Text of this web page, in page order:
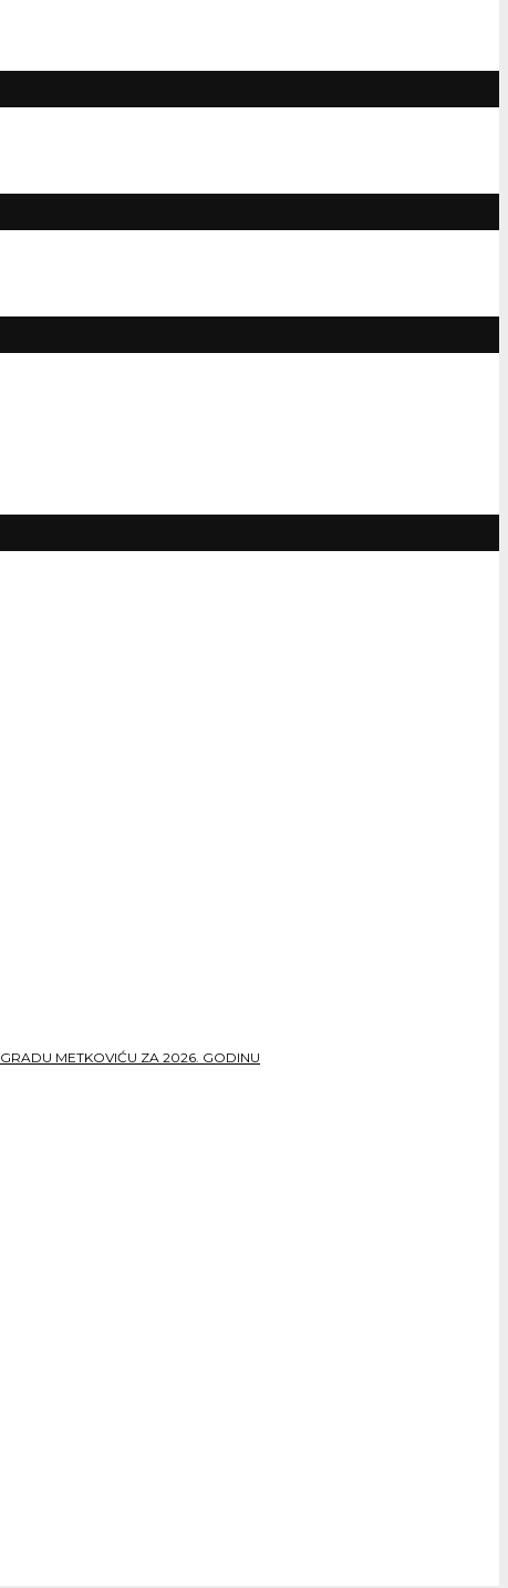
METKOVIĆU ZA 2026. GODINU